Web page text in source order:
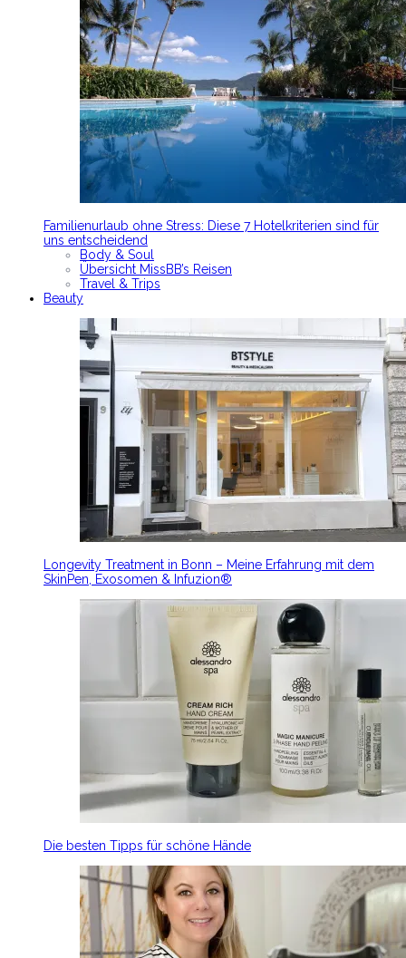
Familienurlaub ohne Stress: Diese 7 Hotelkriterien sind für
uns entscheidend
Body & Soul
Übersicht MissBB’s Reisen
Travel & Trips
Beauty
Longevity Treatment in Bonn – Meine Erfahrung mit dem
SkinPen, Exosomen & Infuzion®
Die besten Tipps für schöne Hände